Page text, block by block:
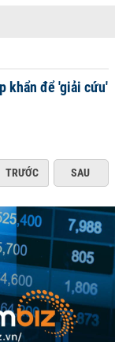
khẩn để 'giải cứu'
TRƯỚC SAU